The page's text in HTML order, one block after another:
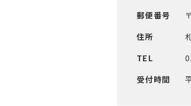
郵便番号
住所
TEL
受付時間